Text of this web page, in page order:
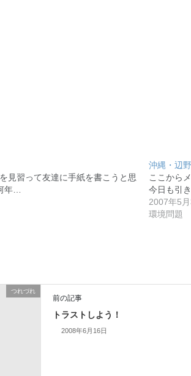
習って友達に手紙を書こうと思
年…
沖縄・辺
ここから
今日も引
2007年5
環境問題
つれづれ
前の記事
トラストしよう！
2008年6月16日